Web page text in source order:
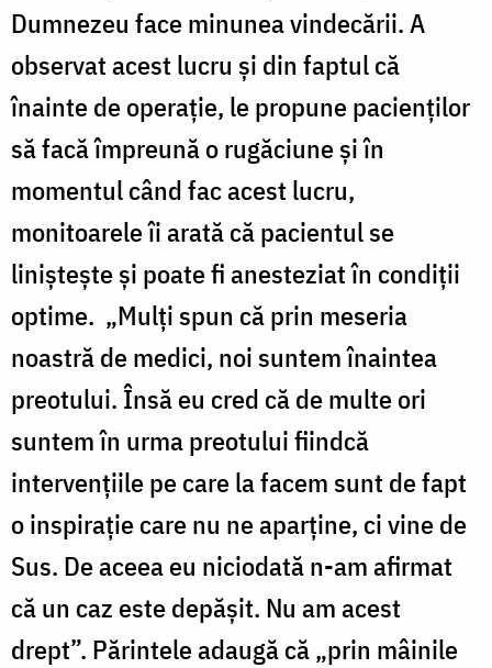
Dumnezeu face minunea vindecării. A
observat acest lucru şi din faptul că
înainte de operaţie, le propune pacienţilor
să facă împreună o rugăciune şi în
momentul când fac acest lucru,
monitoarele îi arată că pacientul se
linişteşte şi poate fi anesteziat în condiţii
optime. „Mulţi spun că prin meseria
noastră de medici, noi suntem înaintea
preotului. Însă eu cred că de multe ori
suntem în urma preotului fiindcă
intervenţiile pe care la facem sunt de fapt
o inspiraţie care nu ne aparţine, ci vine de
Sus. De aceea eu niciodată n-am afirmat
că un caz este depășit. Nu am acest
drept”. Părintele adaugă că „prin mâinile